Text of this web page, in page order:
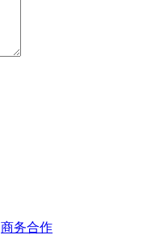
商务合作